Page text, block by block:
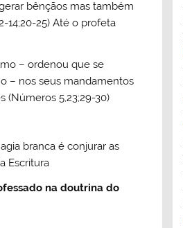
bênçãos mas também
14;20-25) Até o profeta
– ordenou que se
– nos seus mandamentos
(Números 5,23;29-30)
branca é conjurar as
Escritura
na doutrina do